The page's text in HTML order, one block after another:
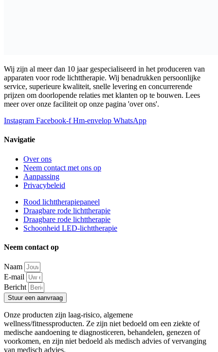
Wij zijn al meer dan 10 jaar gespecialiseerd in het produceren van
apparaten voor rode lichttherapie. Wij benadrukken persoonlijke
service, superieure kwaliteit, snelle levering en concurrerende
prijzen om doorlopende relaties met klanten op te bouwen. Lees
meer over onze faciliteit op onze pagina 'over ons'.
Instagram Facebook-f Hm-envelop WhatsApp
Navigatie
Over ons
Neem contact met ons op
Aanpassing
Privacybeleid
Rood lichttherapiepaneel
Draagbare rode lichttherapie
Draagbare rode lichttherapie
Schoonheid LED-lichttherapie
Neem contact op
Naam
E-mail
Bericht
Stuur een aanvraag
Onze producten zijn laag-risico, algemene
wellness/fitnessproducten. Ze zijn niet bedoeld om een ziekte of
medische aandoening te diagnosticeren, behandelen, genezen of
voorkomen, en zijn niet bedoeld als medisch advies of vervanging
van medisch advies.